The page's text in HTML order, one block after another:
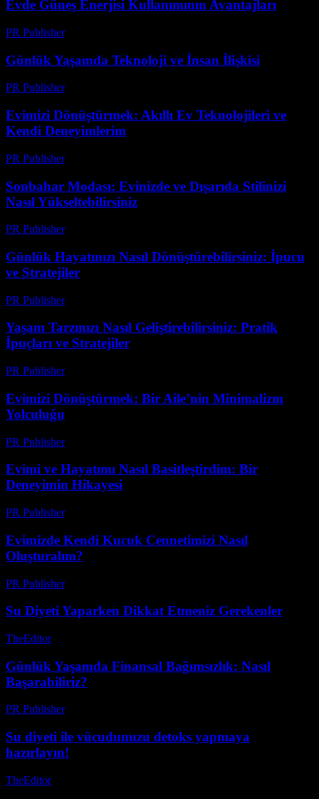
Evde Güneş Enerjisi Kullanımının Avantajları
PR Publisher-
Günlük Yaşamda Teknoloji ve İnsan İlişkisi
PR Publisher-
Evimizi Dönüştürmek: Akıllı Ev Teknolojileri ve
Kendi Deneyimlerim
PR Publisher-
Sonbahar Modası: Evinizde ve Dışarıda Stilinizi
Nasıl Yükseltebilirsiniz
PR Publisher-
Günlük Hayatınızı Nasıl Dönüştürebilirsiniz: İpucu
ve Stratejiler
PR Publisher-
Yaşam Tarzınızı Nasıl Geliştirebilirsiniz: Pratik
İpuçları ve Stratejiler
PR Publisher-
Evimizi Dönüştürmek: Bir Aile’nin Minimalizm
Yolculuğu
PR Publisher-
Evimi ve Hayatımı Nasıl Basitleştirdim: Bir
Deneyimin Hikayesi
PR Publisher-
Evimizde Kendi Kucuk Cennetimizi Nasıl
Oluşturalım?
PR Publisher-
Su Diyeti Yaparken Dikkat Etmeniz Gerekenler
TheEditor-
Günlük Yaşamda Finansal Bağımsızlık: Nasıl
Başarabiliriz?
PR Publisher-
Su diyeti ile vücudunuzu detoks yapmaya
hazırlayın!
TheEditor-